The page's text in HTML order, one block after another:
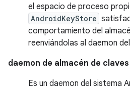
el espacio de proceso
AndroidKeyStore
comportamiento del
reenviándolas al daemon
daemon de almacén de claves
Es un daemon del sistema